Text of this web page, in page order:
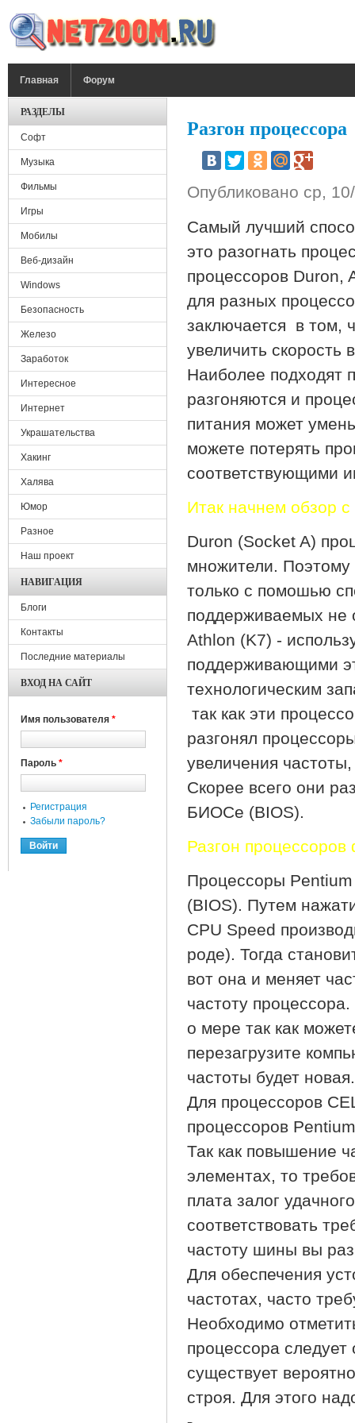
Главная Форум
Разгон процессора
Опубликовано ср,
Самый лучший
это разогнать
процессоров Duron,
для разных
заключается в том,
увеличить
Наиболее подходят
разгоняются и
питания может
можете потерять
соответствующими
Итак начнем обзор
Duron (Socket A)
множители.
только с помошью
поддерживаемых не
Athlon (K7) -
поддерживающими
технологическим
так как эти
разгонял
увеличения
Скорее всего они
БИОСе (BIOS).
Разгон
Процессоры
(BIOS). Путем
CPU Speed
роде). Тогда
вот она и меняет
частоту
о мере так как
перезагрузите
частоты будет новая.
Для процессоров
процессоров
Так как повышение
элементах, то
плата залог
соответствовать
частоту шины вы
Для обеспечения
частотах, часто
Необходимо
процессора следует
существует
строя. Для этого
РАЗДЕЛЫ
Софт
Музыка
Фильмы
Игры
Мобилы
Веб-дизайн
Windows
Безопасность
Железо
Заработок
Интересное
Интернет
Украшательства
Хакинг
Халява
Юмор
Разное
Наш проект
НАВИГАЦИЯ
Блоги
Контакты
Последние материалы
ВХОД НА САЙТ
Имя пользователя *
Пароль *
Регистрация
Забыли пароль?